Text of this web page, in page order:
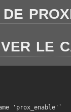
le
'prox_enable'`